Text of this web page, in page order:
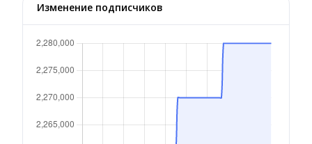
Изменение подписчиков